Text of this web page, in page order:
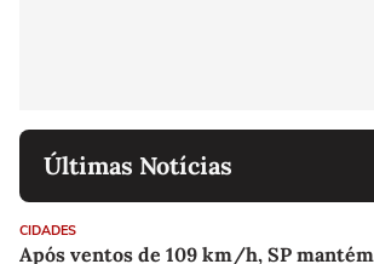
Últimas Notícias
CIDADES
Após ventos de 109 km/h, SP mantém